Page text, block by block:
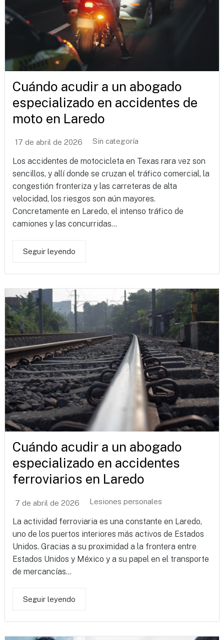
Cuándo acudir a un abogado
especializado en accidentes de
moto en Laredo
17 de abril de 2026 Sin categoría
Los accidentes de motocicleta en Texas rara vez son
sencillos, y allí donde se cruzan el tráfico comercial, la
congestión fronteriza y las carreteras de alta
velocidad, los riesgos son aún mayores.
Concretamente en Laredo, el intenso tráfico de
camiones y las concurridas...
Seguir leyendo
Cuándo acudir a un abogado
especializado en accidentes
ferroviarios en Laredo
7 de abril de 2026 Lesiones personales
La actividad ferroviaria es una constante en Laredo,
uno de los puertos interiores más activos de Estados
Unidos. Gracias a su proximidad a la frontera entre
Estados Unidos y México y a su papel en el transporte
de mercancías...
Seguir leyendo